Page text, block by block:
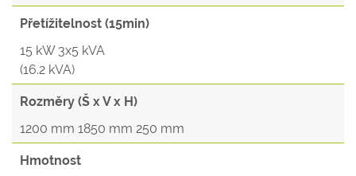
Přetížitelnost (15min)
15 kW 3x5 kVA
(16.2 kVA)
Rozměry (Š x V x H)
1200 mm 1850 mm 250 mm
Hmotnost